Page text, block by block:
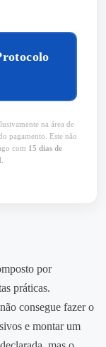
na área de
pagamento. Este não
com 15 dias de
por
práticas.
consegue fazer o
e montar um